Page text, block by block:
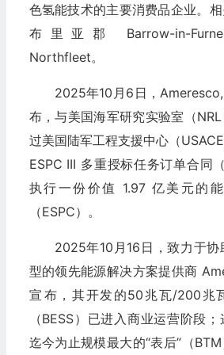
色氢能技术的主要消费品企业。
布里亚郡 Barrow-in-
Northfleet。
2025年10月6日，
布，与美国海军研究实验室（
过美国陆军工程支援中心（
ESPC III 多重授标任务订单合同
执行一份价值 1.97 亿美元的
（ESPC）。
2025年10月16日，致力于
型的领先能源解决方案提供商
宣​​布，其开发的50兆瓦/200兆
（BESS）已进入商业运营阶段
迄今为止规模最大的“表后”（